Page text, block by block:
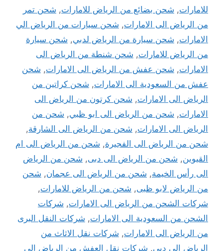
للامارات, شحن بضائع من الرياض للامارات, شحن تمر
من الرياض الى الامارات, شحن سيارات من الرياض الي
الامارات, شحن سيارة من الرياض لدبي, شحن سيارة
من الرياض للامارات, شحن شنطة من الرياض الى
الامارات, شحن عفش من الرياض الى الامارات, شحن
عفش من السعودية الى الامارات, شحن كراتين من
الرياض الى الامارات, شحن كرتون من الرياض الى
الامارات, شحن من الرياض الى ابو ظبي, شحن من
الرياض الى الامارات, شحن من الرياض الى الشارقة,
شحن من الرياض الى الفجيرة, شحن من الرياض الى ام
القيوين, شحن من الرياض الى دبى, شحن من الرياض
الى رأس الخيمة, شحن من الرياض الى عجمان, شحن
من الرياض لابو ظبى, شحن من الرياض للامارات,
شركات الشحن من الرياض الى الامارات, شركات
الشحن من السعودية الى الامارات, شركات النقل البرى
من الرياض الى الامارات, شركات نقل الاثاث من
الرياض الى دبى, شركات نقل العفش من الرياض الى